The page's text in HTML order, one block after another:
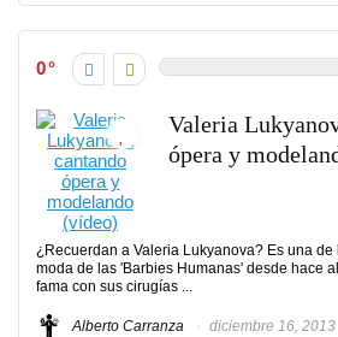
0
Valeria
ópera y
¿Recuerdan a Valeria Lukyanova? Es una
moda de las 'Barbies Humanas' desde hace
fama con sus cirugías ...
Alberto Carranza diciembre 16, 2013